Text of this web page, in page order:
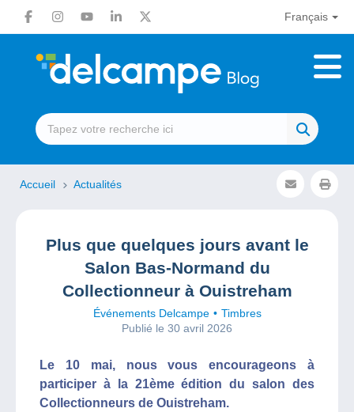
Français
Accueil Actualités
Plus que quelques jours avant le
Salon Bas-Normand du
Collectionneur à Ouistreham
Événements Delcampe
Timbres
Publié le 30 avril 2026
Le 10 mai, nous vous encourageons à
participer à la 21ème édition du salon des
Collectionneurs de Ouistreham.